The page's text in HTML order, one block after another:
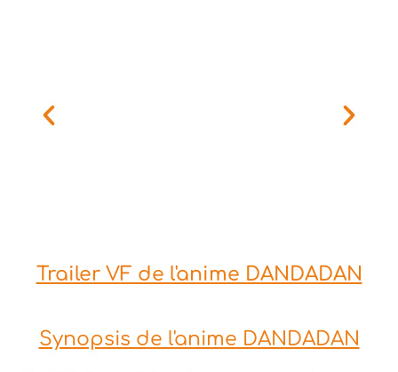
Trailer VF de l'anime DANDADAN
Synopsis de l'anime DANDADAN